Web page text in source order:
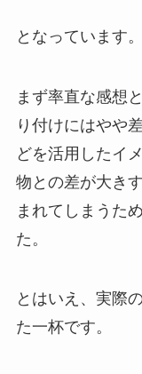
となっています。
まず率直な感想
り付けにはやや
どを活用したイ
物との差が大き
まれてしまうた
た。
とはいえ、実際
た一杯です。